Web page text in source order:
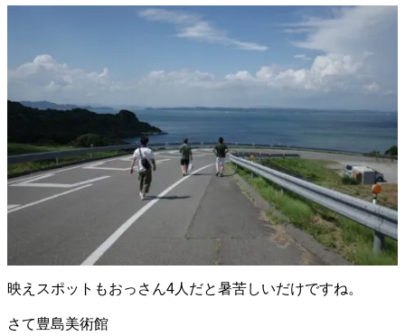
映えスポットもおっさん4人だと暑苦しいだけですね。
さて豊島美術館